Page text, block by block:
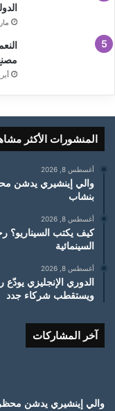
مارس
أبريل
المنشورات الأكثر
أغسطس 8, 2026
والي إينشيري يدشن
بنشاب
أغسطس 8, 2026
كيف يكتب السيناريو؟
السينمائية
أغسطس 8, 2026
الدوري الإنجليزي
ويستقطب شركاء جدد
آخر المشاركات
والي إينشيري يدشن